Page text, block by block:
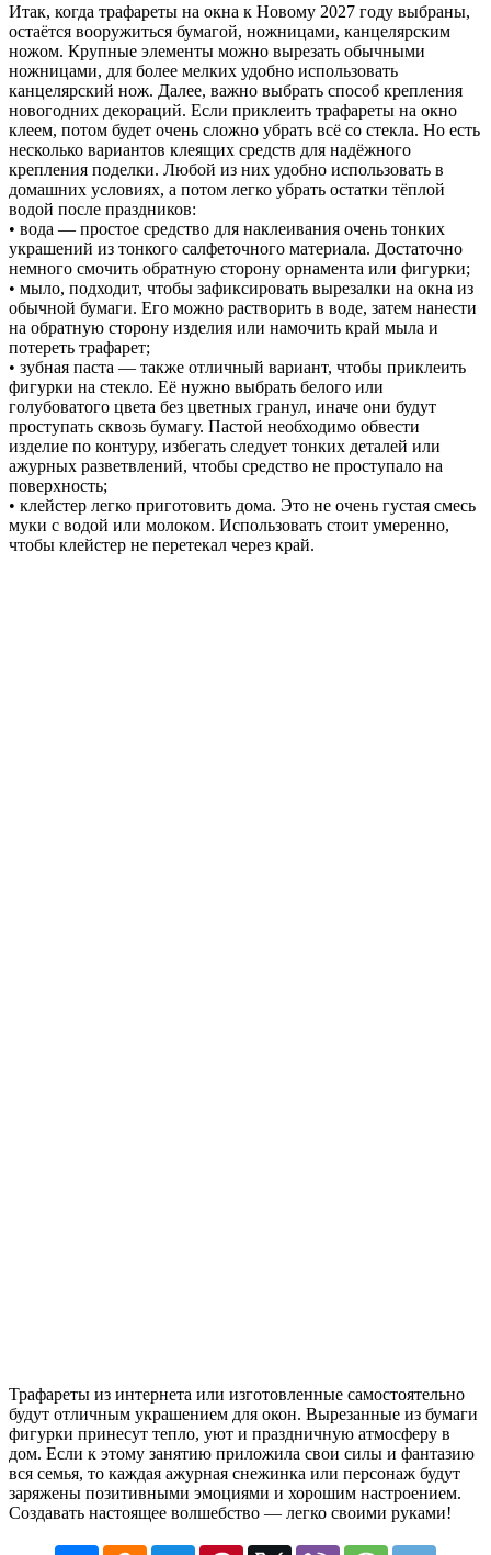
Итак, когда трафареты на окна к Новому 2027 году выбраны,
остаётся вооружиться бумагой, ножницами, канцелярским
ножом. Крупные элементы можно вырезать обычными
ножницами, для более мелких удобно использовать
канцелярский нож. Далее, важно выбрать способ крепления
новогодних декораций. Если приклеить трафареты на окно
клеем, потом будет очень сложно убрать всё со стекла. Но есть
несколько вариантов клеящих средств для надёжного
крепления поделки. Любой из них удобно использовать в
домашних условиях, а потом легко убрать остатки тёплой
водой после праздников:
• вода — простое средство для наклеивания очень тонких
украшений из тонкого салфеточного материала. Достаточно
немного смочить обратную сторону орнамента или фигурки;
• мыло, подходит, чтобы зафиксировать вырезалки на окна из
обычной бумаги. Его можно растворить в воде, затем нанести
на обратную сторону изделия или намочить край мыла и
потереть трафарет;
• зубная паста — также отличный вариант, чтобы приклеить
фигурки на стекло. Её нужно выбрать белого или
голубоватого цвета без цветных гранул, иначе они будут
проступать сквозь бумагу. Пастой необходимо обвести
изделие по контуру, избегать следует тонких деталей или
ажурных разветвлений, чтобы средство не проступало на
поверхность;
• клейстер легко приготовить дома. Это не очень густая смесь
муки с водой или молоком. Использовать стоит умеренно,
чтобы клейстер не перетекал через край.
Трафареты из интернета или изготовленные самостоятельно
будут отличным украшением для окон. Вырезанные из бумаги
фигурки принесут тепло, уют и праздничную атмосферу в
дом. Если к этому занятию приложила свои силы и фантазию
вся семья, то каждая ажурная снежинка или персонаж будут
заряжены позитивными эмоциями и хорошим настроением.
Создавать настоящее волшебство — легко своими руками!